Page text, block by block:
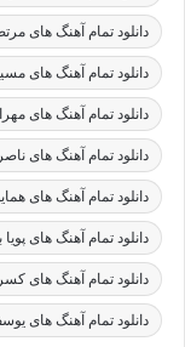
دانلود تمام آهنگ های
دانلود تمام آهنگ های
دانلود تمام آهنگ های
دانلود تمام آهنگ های
دانلود تمام آهنگ های
دانلود تمام آهنگ های پویا
دانلود تمام آهنگ های
دانلود تمام آهنگ های